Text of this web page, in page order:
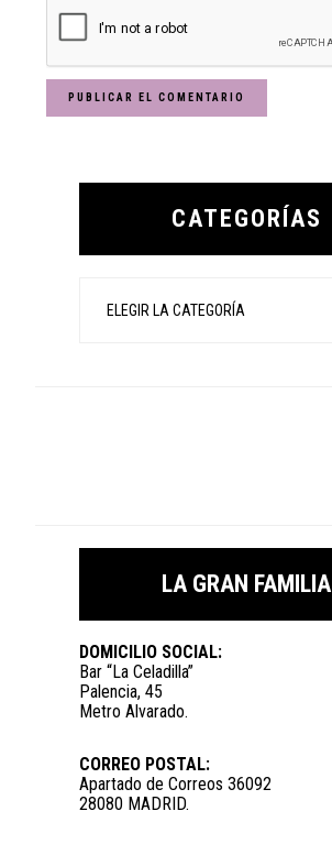
Primary
CATEGORÍAS
LA GRAN FAMILIA
DOMICILIO SOCIAL:
Bar “La Celadilla”
Palencia, 45
Metro Alvarado.
CORREO POSTAL:
Apartado de Correos 36092
28080 MADRID.